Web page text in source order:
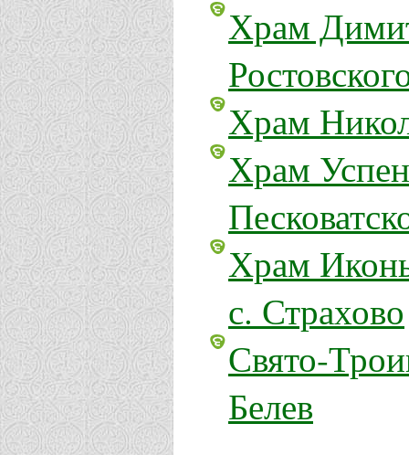
Храм
Храм
Храм
Храм
с. Страхово
Свято-
Белев